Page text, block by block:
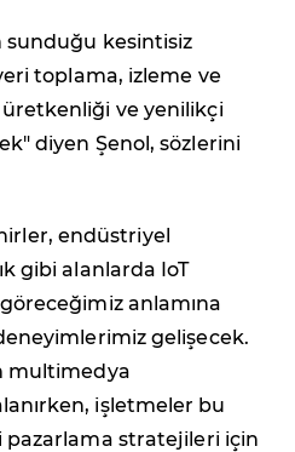
sunduğu kesintisiz
toplama, izleme ve
ve yenilikçi
diyen Şenol, sözlerini
endüstriyel
gibi alanlarda IoT
anlamına
gelişecek.
multimedya
işletmeler bu
stratejileri için